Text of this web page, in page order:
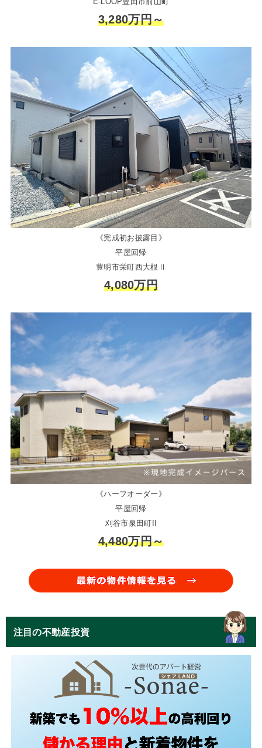
3,280万円～
《完成初お披露目》
平屋回帰
豊明市栄町西大根Ⅱ
4,080万円
《ハーフオーダー》
平屋回帰
刈谷市泉田町II
4,480万円～
注目の不動産投資